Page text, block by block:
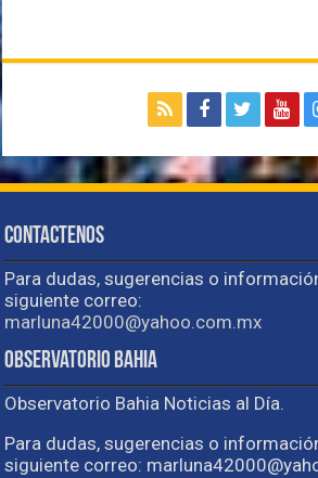
Contactenos
Para dudas, sugerencias o
siguiente correo:
marluna42000@yahoo.com.mx
Observatorio Bahia
Observatorio Bahia Noticias al Día.
Para dudas, sugerencias o
siguiente correo: